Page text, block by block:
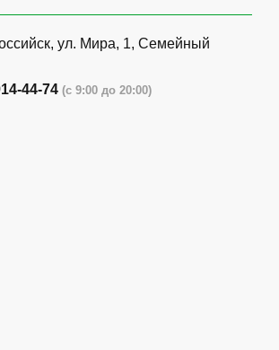
ул. Мира, 1, Семейный
44-74 (с 9:00 до 20:00)